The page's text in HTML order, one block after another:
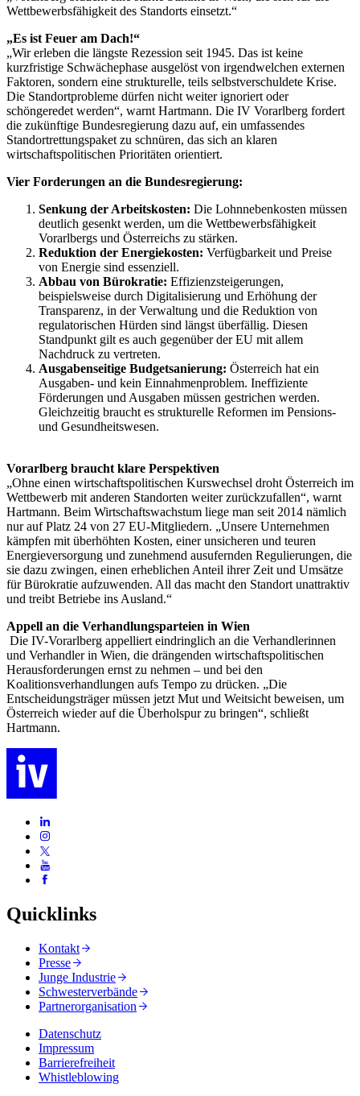
Wettbewerbsfähigkeit des Standorts einsetzt.“
„Es ist Feuer am Dach!“
„Wir erleben die längste Rezession seit 1945. Das ist keine
kurzfristige Schwächephase ausgelöst von irgendwelchen externen
Faktoren, sondern eine strukturelle, teils selbstverschuldete Krise.
Die Standortprobleme dürfen nicht weiter ignoriert oder
schöngeredet werden“, warnt Hartmann. Die IV Vorarlberg fordert
die zukünftige Bundesregierung dazu auf, ein umfassendes
Standortrettungspaket zu schnüren, das sich an klaren
wirtschaftspolitischen Prioritäten orientiert.
Vier Forderungen an die Bundesregierung:
Senkung der Arbeitskosten: Die Lohnnebenkosten müssen
deutlich gesenkt werden, um die Wettbewerbsfähigkeit
Vorarlbergs und Österreichs zu stärken.
Reduktion der Energiekosten: Verfügbarkeit und Preise
von Energie sind essenziell.
Abbau von Bürokratie: Effizienzsteigerungen,
beispielsweise durch Digitalisierung und Erhöhung der
Transparenz, in der Verwaltung und die Reduktion von
regulatorischen Hürden sind längst überfällig. Diesen
Standpunkt gilt es auch gegenüber der EU mit allem
Nachdruck zu vertreten.
Ausgabenseitige Budgetsanierung: Österreich hat ein
Ausgaben- und kein Einnahmenproblem. Ineffiziente
Förderungen und Ausgaben müssen gestrichen werden.
Gleichzeitig braucht es strukturelle Reformen im Pensions-
und Gesundheitswesen.
Vorarlberg braucht klare Perspektiven
„Ohne einen wirtschaftspolitischen Kurswechsel droht Österreich im
Wettbewerb mit anderen Standorten weiter zurückzufallen“, warnt
Hartmann. Beim Wirtschaftswachstum liege man seit 2014 nämlich
nur auf Platz 24 von 27 EU-Mitgliedern. „Unsere Unternehmen
kämpfen mit überhöhten Kosten, einer unsicheren und teuren
Energieversorgung und zunehmend ausufernden Regulierungen, die
sie dazu zwingen, einen erheblichen Anteil ihrer Zeit und Umsätze
für Bürokratie aufzuwenden. All das macht den Standort unattraktiv
und treibt Betriebe ins Ausland.“
Appell an die Verhandlungsparteien in Wien
Die IV-Vorarlberg appelliert eindringlich an die Verhandlerinnen
und Verhandler in Wien, die drängenden wirtschaftspolitischen
Herausforderungen ernst zu nehmen – und bei den
Koalitionsverhandlungen aufs Tempo zu drücken. „Die
Entscheidungsträger müssen jetzt Mut und Weitsicht beweisen, um
Österreich wieder auf die Überholspur zu bringen“, schließt
Hartmann.
Quicklinks
Kontakt
Presse
Junge Industrie
Schwesterverbände
Partnerorganisation
Datenschutz
Impressum
Barrierefreiheit
Whistleblowing